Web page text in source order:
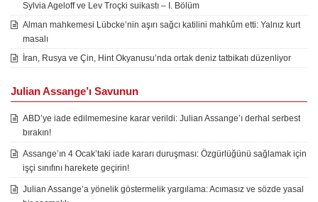
Sylvia Ageloff ve Lev Troçki suikastı – I. Bölüm
Alman mahkemesi Lübcke’nin aşırı sağcı katilini mahkûm etti: Yalnız kurt
masalı
İran, Rusya ve Çin, Hint Okyanusu’nda ortak deniz tatbikatı düzenliyor
Julian Assange’ı Savunun
ABD’ye iade edilmemesine karar verildi: Julian Assange’ı derhal serbest
bırakın!
Assange’ın 4 Ocak’taki iade kararı duruşması: Özgürlüğünü sağlamak için
işçi sınıfını harekete geçirin!
Julian Assange’a yönelik göstermelik yargılama: Acımasız ve sözde yasal